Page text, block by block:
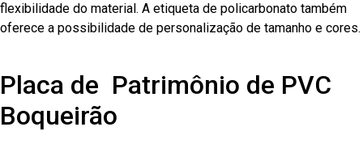
flexibilidade do material. A etiqueta de policarbonato também
oferece a possibilidade de personalização de tamanho e cores.
Placa de Patrimônio de PVC
Boqueirão